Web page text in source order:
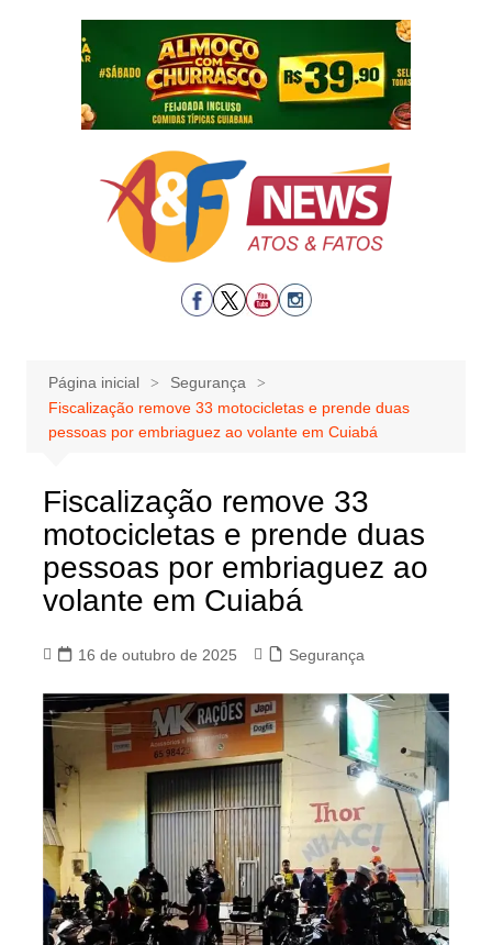
Página inicial
Segurança
Fiscalização remove 33 motocicletas e prende duas
pessoas por embriaguez ao volante em Cuiabá
Fiscalização remove 33
motocicletas e prende duas
pessoas por embriaguez ao
volante em Cuiabá
16 de outubro de 2025 Segurança